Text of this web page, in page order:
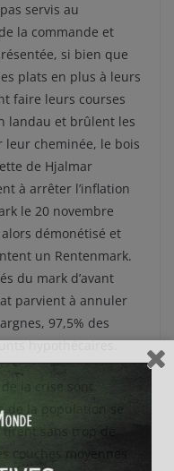
servis au
la commande et
si bien que
plats en plus à leurs
faire leurs courses
landau et brûlent les
cheminée, le bois
de Hjalmar
à arrêter l’inflation
le 20 novembre
démonétisé et
un Rentenmark.
du mark d’avant
parvient à annuler
97,5% des
hypothécaires.
la crise sont
de la population se
tirent sans trop de
couches moyennes